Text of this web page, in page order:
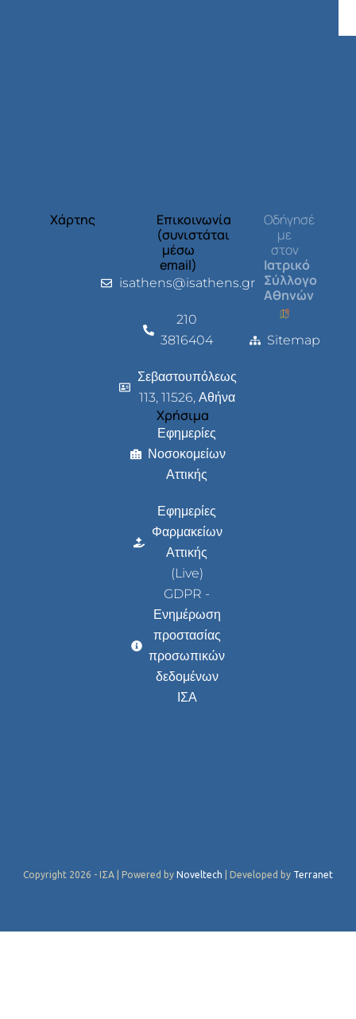
Χάρτης
Επικοινωνία
(συνιστάται
μέσω
email)
isathens@isathens.gr
210
3816404
Σεβαστουπόλεως
113, 11526, Αθήνα
Χρήσιμα
Εφημερίες
Νοσοκομείων
Αττικής
Εφημερίες
Φαρμακείων
Αττικής
(Live)
GDPR -
Ενημέρωση
προστασίας
προσωπικών
δεδομένων
ΙΣΑ
Οδήγησέ
με
στον
Ιατρικό
Σύλλογο
Αθηνών
Sitemap
Copyright 2026 - ΙΣΑ | Powered by Noveltech | Developed by Terranet